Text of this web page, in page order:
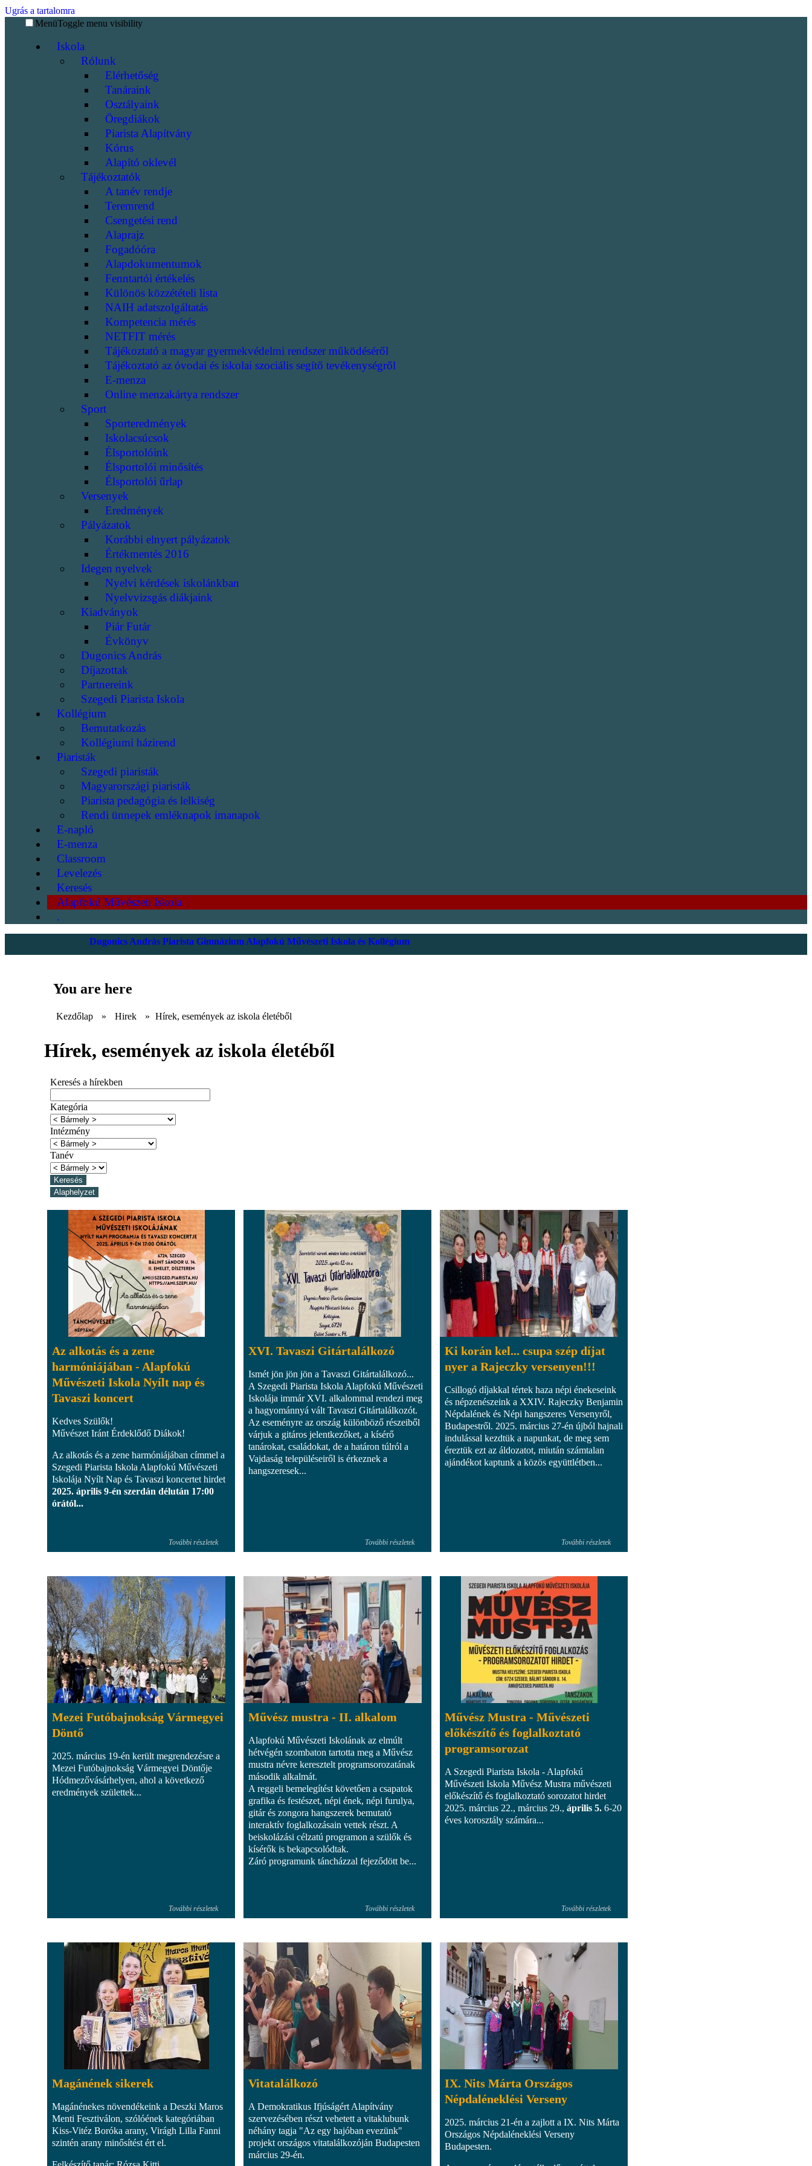
Ugrás a tartalomra
MenüToggle menu visibility
Iskola
Rólunk
Elérhetőség
Tanáraink
Osztályaink
Öregdiákok
Piarista Alapítvány
Kórus
Alapító oklevél
Tájékoztatók
A tanév rendje
Teremrend
Csengetési rend
Alaprajz
Fogadóóra
Alapdokumentumok
Fenntartói értékelés
Különös közzétételi lista
NAIH adatszolgáltatás
Kompetencia mérés
NETFIT mérés
Tájékoztató a magyar gyermekvédelmi rendszer működéséről
Tájékoztató az óvodai és iskolai szociális segítő tevékenységről
E-menza
Online menzakártya rendszer
Sport
Sporteredmények
Iskolacsúcsok
Élsportolóink
Élsportolói minősítés
Élsportolói űrlap
Versenyek
Eredmények
Pályázatok
Korábbi elnyert pályázatok
Értékmentés 2016
Idegen nyelvek
Nyelvi kérdések iskolánkban
Nyelvvizsgás diákjaink
Kiadványok
Piár Futár
Évkönyv
Dugonics András
Díjazottak
Partnereink
Szegedi Piarista Iskola
Kollégium
Bemutatkozás
Kollégiumi házirend
Piaristák
Szegedi piaristák
Magyarországi piaristák
Piarista pedagógia és lelkiség
Rendi ünnepek emléknapok imanapok
E-napló
E-menza
Classroom
Levelezés
Keresés
Alapfokú Művészeti Iskola
.
Dugonics András Piarista Gimnázium Alapfokú Művészeti Iskola és Kollégium
You are here
Kezdőlap » Hirek » Hírek, események az iskola életéből
Hírek, események az iskola életéből
Keresés a hírekben
Kategória
Intézmény
Tanév
Az alkotás és a zene
harmóniájában - Alapfokú
Művészeti Iskola Nyílt nap és
Tavaszi koncert
Kedves Szülők!
Művészet Iránt Érdeklődő Diákok!
Az alkotás és a zene harmóniájában címmel a
Szegedi Piarista Iskola Alapfokú Művészeti
Iskolája Nyílt Nap és Tavaszi koncertet hirdet
2025. április 9-én szerdán délután 17:00
órától...
További részletek
XVI. Tavaszi Gitártalálkozó
Ismét jön jön jön a Tavaszi Gitártalálkozó...
A Szegedi Piarista Iskola Alapfokú Művészeti
Iskolája immár XVI. alkalommal rendezi meg
a hagyománnyá vált Tavaszi Gitártalálkozót.
Az eseményre az ország különböző részeiből
várjuk a gitáros jelentkezőket, a kísérő
tanárokat, családokat, de a határon túlról a
Vajdaság településeiről is érkeznek a
hangszeresek...
További részletek
Ki korán kel... csupa szép díjat
nyer a Rajeczky versenyen!!!
Csillogó díjakkal tértek haza népi énekeseink
és népzenészeink a XXIV. Rajeczky Benjamin
Népdalének és Népi hangszeres Versenyről,
Budapestről. 2025. március 27-én újból hajnali
indulással kezdtük a napunkat, de meg sem
éreztük ezt az áldozatot, miután számtalan
ajándékot kaptunk a közös együttlétben...
További részletek
Mezei Futóbajnokság Vármegyei
Döntő
2025. március 19-én került megrendezésre a
Mezei Futóbajnokság Vármegyei Döntője
Hódmezővásárhelyen, ahol a következő
eredmények születtek...
További részletek
Művész mustra - II. alkalom
Alapfokú Művészeti Iskolának az elmúlt
hétvégén szombaton tartotta meg a Művész
mustra névre keresztelt programsorozatának
második alkalmát.
A reggeli bemelegítést követően a csapatok
grafika és festészet, népi ének, népi furulya,
gitár és zongora hangszerek bemutató
interaktív foglalkozásain vettek részt. A
beiskolázási célzatú programon a szülők és
kísérők is bekapcsolódtak.
Záró programunk táncházzal fejeződött be...
További részletek
Művész Mustra - Művészeti
előkészítő és foglalkoztató
programsorozat
A Szegedi Piarista Iskola - Alapfokú
Művészeti Iskola Művész Mustra művészeti
előkészítő és foglalkoztató sorozatot hirdet
2025. március 22., március 29., április 5. 6-20
éves korosztály számára...
További részletek
Magánének sikerek
Magánénekes növendékeink a Deszki Maros
Menti Fesztiválon, szólóének kategóriában
Kiss-Vitéz Boróka arany, Virágh Lilla Fanni
szintén arany minősítést ért el.
Vitatalálkozó
A Demokratikus Ifjúságért Alapítvány
szervezésében részt vehetett a vitaklubunk
néhány tagja "Az egy hajóban evezünk"
projekt országos vitatalálkozóján Budapesten
március 29-én.
IX. Nits Márta Országos
Népdaléneklési Verseny
2025. március 21-én a zajlott a IX. Nits Márta
Országos Népdaléneklési Verseny
Budapesten.